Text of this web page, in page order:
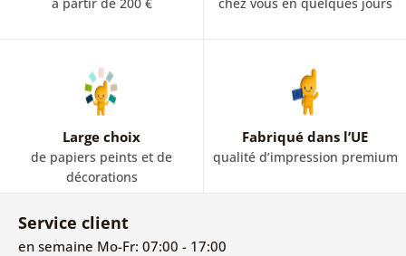
chambre d'enfant.
Large choix
de papiers peints et de
décorations
Fabriqué dans l’UE
qualité d’impression premium
Service client
en semaine Mo-Fr: 07:00 - 17:00